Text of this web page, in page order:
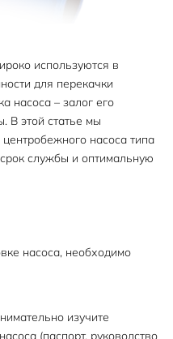
используются в
для перекачки
насоса – залог его
В этой статье мы
насоса типа
службы и оптимальную
насоса, необходимо
изучите
(паспорт, руководство